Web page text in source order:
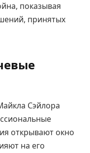
показывая
принятых
Сэйлора
открывают окно
на его